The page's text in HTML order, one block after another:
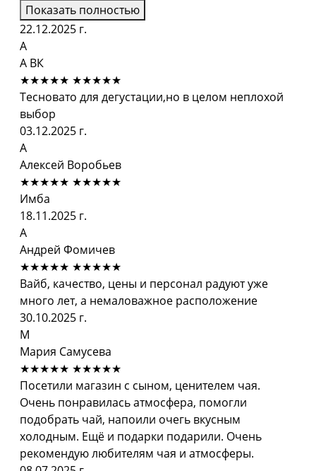
Показать полностью
22.12.2025 г.
А
А ВК
★★★★★ ★★★★★
Тесновато для дегустации,но в целом неплохой
выбор
03.12.2025 г.
А
Алексей Воробьев
★★★★★ ★★★★★
Имба
18.11.2025 г.
А
Андрей Фомичев
★★★★★ ★★★★★
Вайб, качество, цены и персонал радуют уже
много лет, а немаловажное расположение
30.10.2025 г.
М
Мария Самусева
★★★★★ ★★★★★
Посетили магазин с сыном, ценителем чая.
Очень понравилась атмосфера, помогли
подобрать чай, напоили очегь вкусным
холодным. Ещё и подарки подарили. Очень
рекомендую любителям чая и атмосферы.